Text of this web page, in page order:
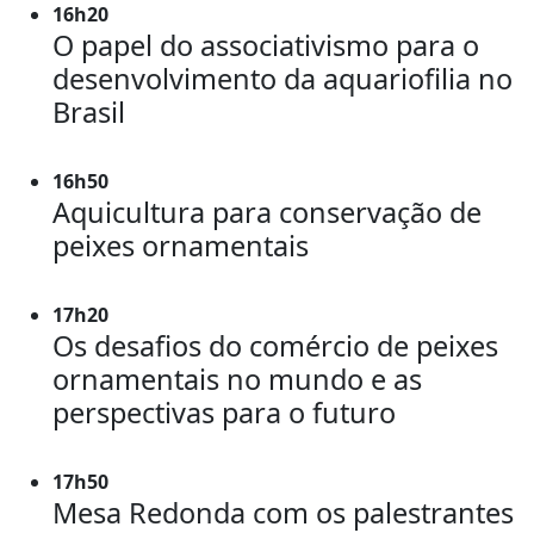
16h20
O papel do associativismo para o
desenvolvimento da aquariofilia no
Brasil
16h50
Aquicultura para conservação de
peixes ornamentais
17h20
Os desafios do comércio de peixes
ornamentais no mundo e as
perspectivas para o futuro
17h50
Mesa Redonda com os palestrantes